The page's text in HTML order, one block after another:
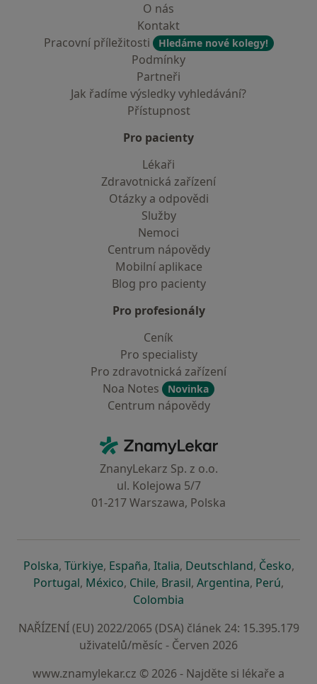
O nás
Kontakt
Pracovní příležitosti
Hledáme nové kolegy!
Podmínky
Partneři
Jak řadíme výsledky vyhledávání?
Přístupnost
Pro pacienty
Lékaři
Zdravotnická zařízení
Otázky a odpovědi
Služby
Nemoci
Centrum nápovědy
Mobilní aplikace
Blog pro pacienty
Pro profesionály
Ceník
Pro specialisty
Pro zdravotnická zařízení
Noa Notes
Novinka
Centrum nápovědy
ZnamyLekar - Hlavní stránka
ZnanyLekarz Sp. z o.o.
ul. Kolejowa 5/7
01-217 Warszawa, Polska
Polskase otevře v nové záložce
, Türkiyese otevře v nové záložce
, Españase otevře v nové záložce
, Italiase otevře v nové záložce
, Deutschlandse otevře v
, Českose
,
Portugalse otevře v nové záložce
, Méxicose otevře v nové záložce
, Chilese otevře v nové záložce
, Brasilse otevře v nové
, Argentinase otevře v
, Perúse
,
Colombia
NAŘÍZENÍ (EU) 2022/2065 (DSA) článek 24: 15.395.179
uživatelů/měsíc - Červen 2026
www.znamylekar.cz © 2026 - Najděte si lékaře a